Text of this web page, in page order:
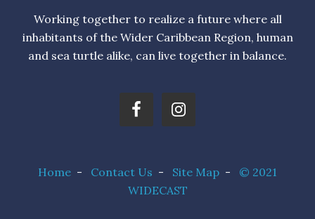
Working together to realize a future where all
inhabitants of the Wider Caribbean Region, human
and sea turtle alike, can live together in balance.
Home - Contact Us - Site Map - © 2021
WIDECAST